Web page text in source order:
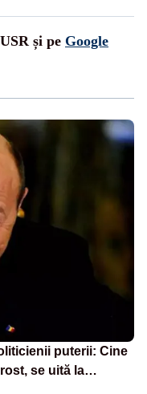
și pe Google
puterii: Cine
se uită la